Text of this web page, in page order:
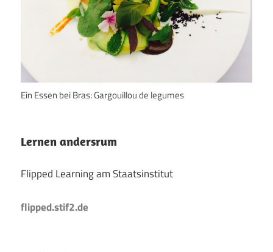
Ein Essen bei Bras: Gargouillou de legumes
Lernen andersrum
Flipped Learning am Staatsinstitut
flipped.stif2.de